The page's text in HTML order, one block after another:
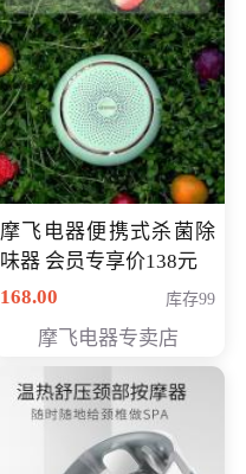
摩飞电器便携式杀菌除
味器 会员专享价138元
168.00
库存99
摩飞电器专卖店